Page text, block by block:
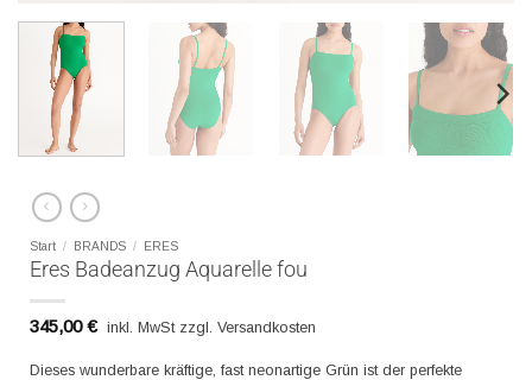
Start / BRANDS / ERES
Eres Badeanzug Aquarelle fou
345,00€ inkl. MwSt zzgl. Versandkosten
Dieses wunderbare kräftige, fast neonartige Grün ist der perfekte